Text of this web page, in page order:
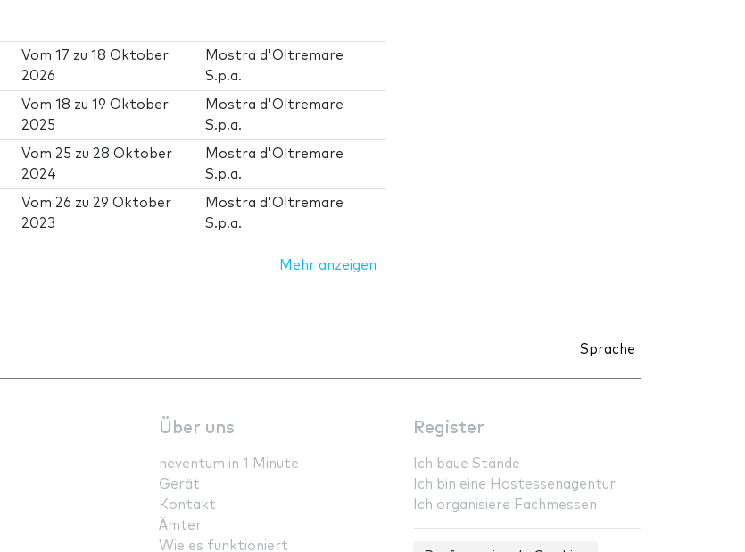
Vom17 zu18 Oktober
2026
Mostra d'Oltremare
S.p.a.
Vom18 zu19 Oktober
2025
Mostra d'Oltremare
S.p.a.
Vom 25 zu 28 Oktober
2024
Mostra d'Oltremare
S.p.a.
Vom 26 zu 29 Oktober
2023
Mostra d'Oltremare
S.p.a.
Mehr anzeigen
Sprache
Über uns
neventum in 1 Minute
Gerät
Kontakt
Ämter
Wie es funktioniert
Register
Ich baue Stände
Ich bin eine Hostessenagentur
Ich organisiere Fachmessen